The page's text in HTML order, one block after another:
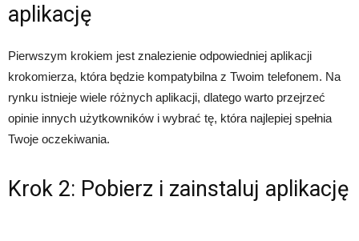
aplikację
Pierwszym krokiem jest znalezienie odpowiedniej aplikacji
krokomierza, która będzie kompatybilna z Twoim telefonem. Na
rynku istnieje wiele różnych aplikacji, dlatego warto przejrzeć
opinie innych użytkowników i wybrać tę, która najlepiej spełnia
Twoje oczekiwania.
Krok 2: Pobierz i zainstaluj aplikację